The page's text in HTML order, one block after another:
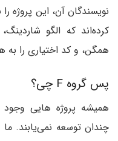
نویسندگان آن، این پروژه
کرده‌اند که الگو
همگن، و کد اختیاری را به
پس گروه F چی؟
همیشه پروژه هایی
چندان توسعه نمی‌یابند. ما